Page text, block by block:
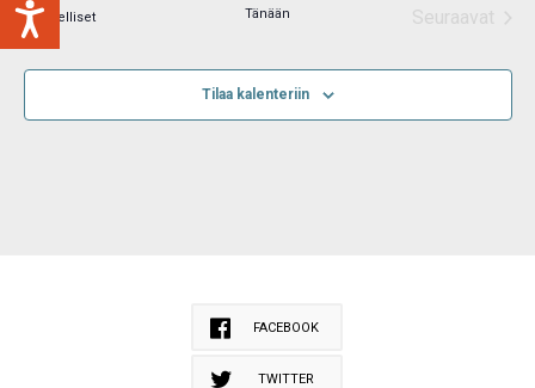
päivä.EdellisetTapahtumat Tänään
Seuraavat
Tilaa kalenteriin
FACEBOOK
TWITTER